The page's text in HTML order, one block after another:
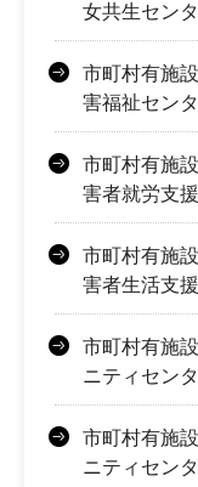
女共生セン
市町村有施
害福祉セン
市町村有施
害者就労支
市町村有施
害者生活支
市町村有施
ニティセン
市町村有施
ニティセン